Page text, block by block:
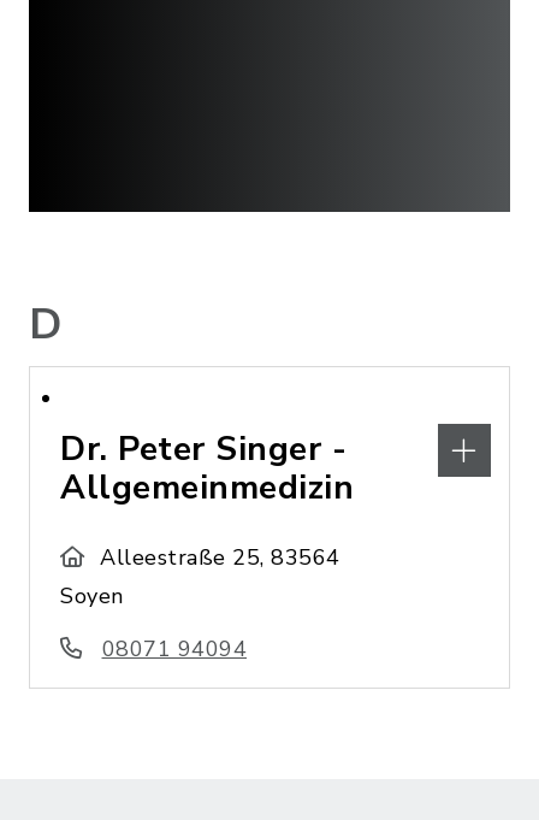
D
Dr. Peter Singer -
Allgemeinmedizin
Alleestraße 25, 83564
Soyen
08071 94094